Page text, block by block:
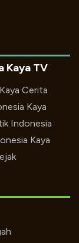
Kaya TV
Cerita
Kaya
Indonesia
Kaya